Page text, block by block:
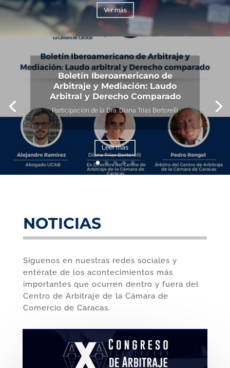
Ver más
Boletín Iberoamericano de
Arbitraje y Mediación: Laudo
Arbitral y Derecho Comparado
Participación de la Dra. Diana Trías Bertorelli
Leer más
NOTICIAS
Síguenos en nuestras redes sociales y
entérate de los acontecimientos más
importantes que ocurren dentro y fuera del
Centro de Arbitraje de la Cámara de
Comercio de Caracas.